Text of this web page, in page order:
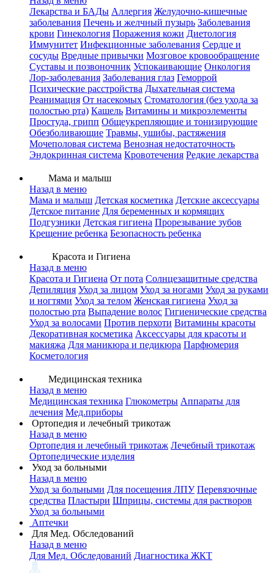
Лекарства и БАДы Аллергия Желудочно-кишечные
заболевания Печень и желчный пузырь Заболевания
крови Гинекология Поражения кожи Диетология
Иммунитет Инфекционные заболевания Сердце и
сосуды Вредные привычки Мозговое кровообращение
Суставы и позвоночник Успокаивающие Онкология
Лор-заболевания Заболевания глаз Геморрой
Психические расстройства Дыхательная система
Реанимация От насекомых Стоматология (без ухода за
полостью рта) Кашель Витамины и микроэлементы
Простуда, грипп Общеукрепляющие и тонизирующие
Обезболивающие Травмы, ушибы, растяжения
Мочеполовая система Венозная недостаточность
Эндокринная система Кровотечения Редкие лекарства
Мама и малыш
Назад в меню
Мама и малыш Детская косметика Детские аксессуары
Детское питание Для беременных и кормящих
Подгузники Детская гигиена Прорезывание зубов
Крещение ребенка Безопасность ребенка
Красота и Гигиена
Назад в меню
Красота и Гигиена От пота Солнцезащитные средства
Депиляция Уход за лицом Уход за ногами Уход за руками
и ногтями Уход за телом Женская гигиена Уход за
полостью рта Выпадение волос Гигиенические средства
Уход за волосами Против перхоти Витамины красоты
Декоративная косметика Аксессуары для красоты и
макияжа Для маникюра и педикюра Парфюмерия
Косметология
Медицинская техника
Назад в меню
Медицинская техника Глюкометры Аппараты для
лечения Мед.приборы
Ортопедия и лечебный трикотаж
Назад в меню
Ортопедия и лечебный трикотаж Лечебный трикотаж
Ортопедические изделия
Уход за больными
Назад в меню
Уход за больными Для посещения ЛПУ Перевязочные
средства Пластыри Шприцы, системы для растворов
Уход за больными
Аптечки
Для Мед. Обследований
Назад в меню
Для Мед. Обследований Диагностика ЖКТ